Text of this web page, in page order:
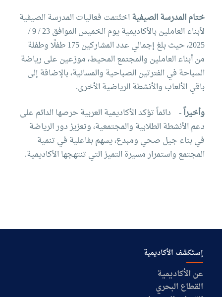
ختام المدرسة الصيفيةاختُتمت فعاليات المدرسة الصيفية
لأبناء العاملين بالأكاديمية يوم الخميس الموافق 23 / 9 /
2025، حيث بلغ إجمالي عدد المشاركين 175 طفلًا وطفلة
من أبناء العاملين والمجتمع المحيط، موزعين على رياضة
السباحة في الفترتين الصباحية والمسائية، بالإضافة إلى
باقي الألعاب والأنشطة الرياضية الأخرى.
وأخيراً- دائماً تؤكد الأكاديمية العربية حرصها الدائم على
دعم الأنشطة الطلابية والمجتمعية، وتعزيز دور الرياضة
في بناء جيل صحي ومبدع، يسهم بفاعلية في تنمية
المجتمع واستمرار مسيرة التميز التي تنتهجها الأكاديمية.
إستكشف الأكاديمية
عن الأكاديمية
القطاع البحري